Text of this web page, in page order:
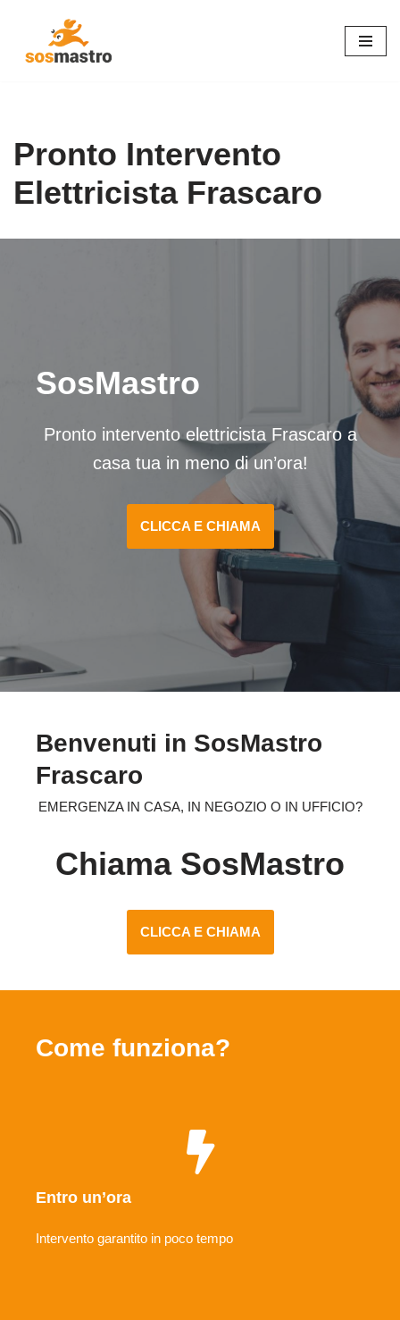
Pronto Intervento
Elettricista Frascaro
SosMastro
Pronto intervento elettricista Frascaro a
casa tua in meno di un’ora!
CLICCA E CHIAMA
Benvenuti in SosMastro
Frascaro
EMERGENZA IN CASA, IN NEGOZIO O IN UFFICIO?
Chiama SosMastro
CLICCA E CHIAMA
Come funziona?
Entro un’ora
Intervento garantito in poco tempo